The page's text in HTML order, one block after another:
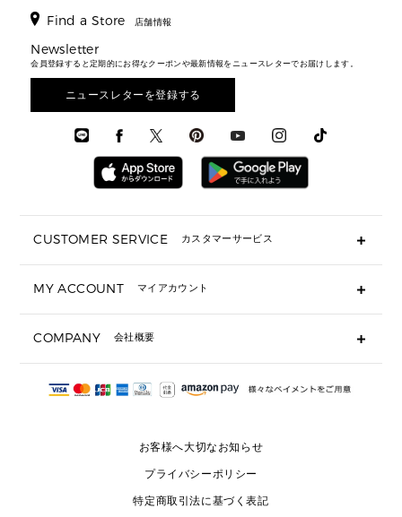
ウェア
アクセサリー
アクセサリー
メンズ バッグ
メンズ 財布・小物
メンズ シューズ
メンズ ウェア
メンズ 時計・その他
▶ メンズすべて
メンズ財布・小物
メンズアクセサリー
メンズウェア
トラベル
3 IN 1 / 2 IN 1 バッグ
▶ メンズすべて
▶ メンズすべて
▶ メンズすべて
▶ メンズすべて
▶ バッグすべて
通勤・通学アイテム
3 IN 1 バッグ
ミニ財布・フラグメントケース
▶ 小物すべて
定期ケース・カードケース・名刺入れ
サンダル
スニーカー
▶ ウェア
財布・小物
時計・ジュエリー
アクセサリー
エディターレビュー
Find a Store 店舗情報
Newsletter
会員登録すると定期的にお得なクーポンや最新情報をニュースレターでお届けします。
ニュースレターを登録する
CUSTOMER SERVICE カスタマーサービス
ギフト用にラッピングができますか？
ショッピングバッグを購入商品分送ってもらえますか？
注文後に完了メールが受信できないのですが？
サイズ交換はできますか？
MY ACCOUNT マイアカウント
COMPANY 会社概要
会社概要
お客様へ大切なお知らせ
プライバシーポリシー
特定商取引法に基づく表記